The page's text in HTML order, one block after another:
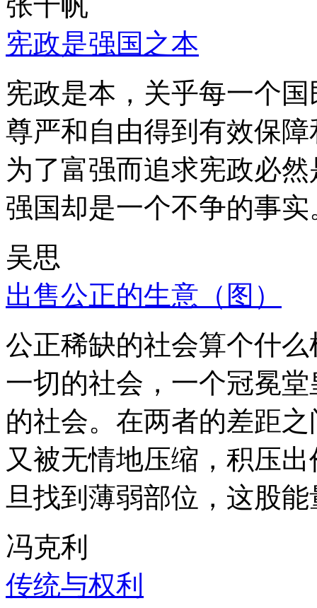
宪政是强国之本
宪政是本，关乎每一个
尊严和自由得到有效保
为了富强而追求宪政必
强国却是一个不争的事实
吴思
出售公正的生意（图）
公正稀缺的社会算个什
一切的社会，一个冠冕
的社会。在两者的差距
又被无情地压缩，积压
旦找到薄弱部位，这股
冯克利
传统与权利